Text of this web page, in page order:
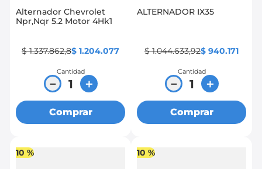
Alternador Chevrolet
Npr,Nqr 5.2 Motor 4Hk1
$ 1.337.862,8$ 1.204.077
Cantidad
＋
－
Comprar
ALTERNADOR IX35
$ 1.044.633,92$ 940.171
Cantidad
＋
－
Comprar
10 % 10 %